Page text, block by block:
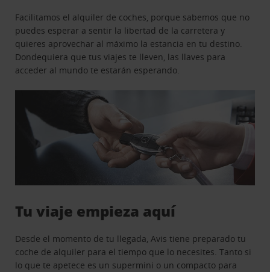
Facilitamos el alquiler de coches, porque sabemos que no
puedes esperar a sentir la libertad de la carretera y
quieres aprovechar al máximo la estancia en tu destino.
Dondequiera que tus viajes te lleven, las llaves para
acceder al mundo te estarán esperando.
Tu viaje empieza aquí
Desde el momento de tu llegada, Avis tiene preparado tu
coche de alquiler para el tiempo que lo necesites. Tanto si
lo que te apetece es un supermini o un compacto para